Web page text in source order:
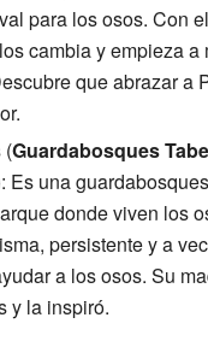
para los osos. Con
cambia y empieza a
que abrazar a
(Guardabosques
Es una
donde viven los
persistente y a
a los osos. Su
y la inspiró.